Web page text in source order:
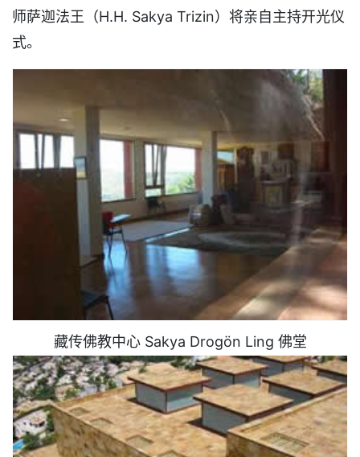
师萨迦法王（H.H. Sakya Trizin）将亲自主持开光仪
式。
藏传佛教中心 Sakya Drogön Ling 佛堂